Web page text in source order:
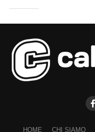
HOME CHI SIAMO